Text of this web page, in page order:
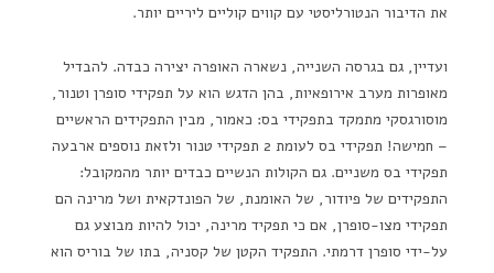
את הדיבור הנטורליסטי עם קווים קוליים ליריים יותר.
ועדיין, גם בגרסה השנייה, נשארה האופרה יצירה כבדה. להבדיל
מאופרות מערב אירופאיות, בהן הדגש הוא על תפקידי סופרן וטנור,
מוסורגסקי מתמקד בתפקידי בס: כאמור, מבין התפקידים הראשיים
– חמישה! תפקידי בס לעומת 2 תפקידי טנור ולזאת נוספים ארבעה
תפקידי בס משניים. גם הקולות הנשיים כבדים יותר מהמקובל:
התפקידים של פיודור, של האומנת, של הפונדקאית ושל מרינה הם
תפקידי מצו-סופרן, אם כי תפקיד מרינה, יכול להיות מבוצע גם
על-ידי סופרן דרמתי. התפקיד הקטן של קסניה, בתו של בוריס הוא